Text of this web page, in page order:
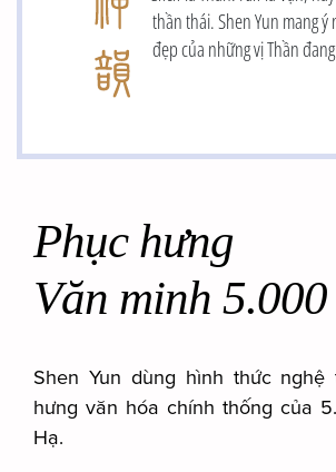
thần thái. Shen Yun mang ý
đẹp của những vị Thần
Phục hưng
Văn minh
Shen Yun dùng hình thức
hưng văn hóa chính thống của
Hạ.